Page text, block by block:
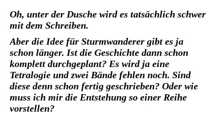
Oh, unter der Dusche wird es tatsächlich schwer
mit dem Schreiben.
Aber die Idee für Sturmwanderer gibt es ja
schon länger. Ist die Geschichte dann schon
komplett durchgeplant? Es wird ja eine
Tetralogie und zwei Bände fehlen noch. Sind
diese denn schon fertig geschrieben? Oder wie
muss ich mir die Entstehung so einer Reihe
vorstellen?